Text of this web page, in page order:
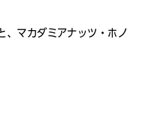
、マカダミアナッツ・ホノ